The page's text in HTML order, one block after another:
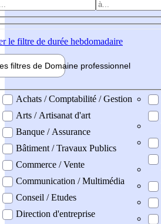
le filtre de durée hebdomadaire
filtres de Domaine professionnel
professionel
Achats / Comptabilité / Gestion
Arts / Artisanat d'art
Banque / Assurance
Bâtiment / Travaux Publics
Commerce / Vente
Communication / Multimédia
Conseil / Etudes
Direction d'entreprise